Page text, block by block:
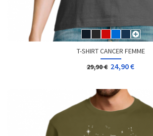
T-SHIRT CANCER FEMME
29,90 € 24,90 €